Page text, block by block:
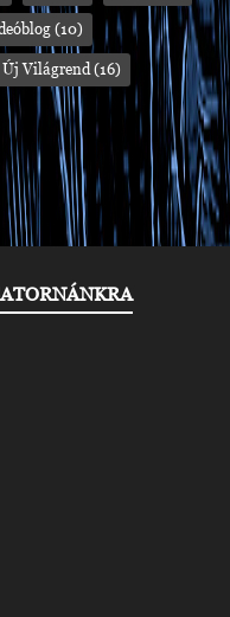
(10)
Új Világrend(16)